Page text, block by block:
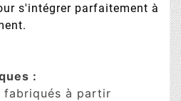
s'intégrer parfaitement à
:
fabriqués à partir